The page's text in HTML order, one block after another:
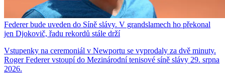
Federer bude uveden do Síně slávy. V grandslamech ho překonal
jen Djokovič, řadu rekordů stále drží
Vstupenky na ceremoniál v Newportu se vyprodaly za dvě minuty.
Roger Federer vstoupí do Mezinárodní tenisové síně slávy 29. srpna
2026.